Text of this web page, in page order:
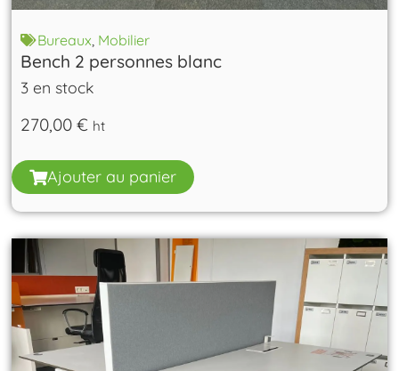
Bureaux, Mobilier
Bench 2 personnes blanc
3 en stock
270,00€ ht
Ajouter au panier